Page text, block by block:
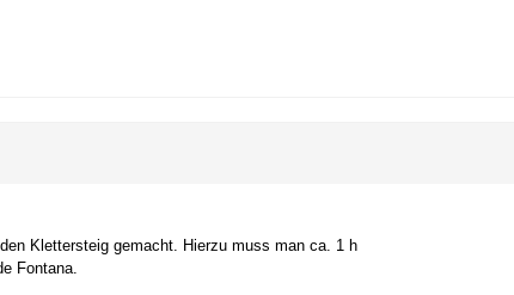
Klettersteig gemacht. Hierzu muss man ca. 1 h
Fontana.